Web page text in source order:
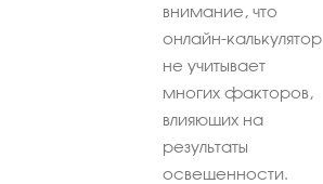
внимание, что
онлайн-калькулятор
не учитывает
многих факторов,
влияющих на
результаты
освещенности.